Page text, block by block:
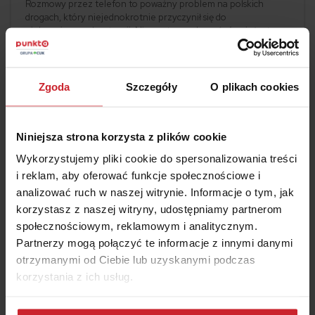
Zgoda Szczegóły O plikach cookies
Niniejsza strona korzysta z plików cookie
Wykorzystujemy pliki cookie do spersonalizowania treści
i reklam, aby oferować funkcje społecznościowe i
analizować ruch w naszej witrynie. Informacje o tym, jak
korzystasz z naszej witryny, udostępniamy partnerom
społecznościowym, reklamowym i analitycznym.
Partnerzy mogą połączyć te informacje z innymi danymi
otrzymanymi od Ciebie lub uzyskanymi podczas
korzystania z ich usług.
Dowiedz się więcej na temat tego, kim jesteśmy, jak
Rozmowy przez telefon to poważny problem na polskich
drogach, który niejednokrotnie przyczynił się do
niebezpiecznych sytuacji. Nie warto ryzykować również z tego
powodu, że wykroczenie jest karane wysokim mandatem.
Dowiedz się, co Ci grozi za rozmowę przez telefon w czasie
Czytaj więcej
2024.01.25
Ranking kradzionych elementów. Nie uwierzysz, co